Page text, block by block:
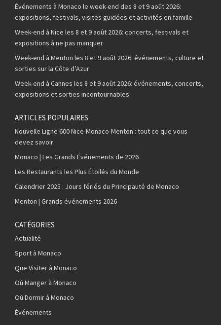
Événements à Monaco le week-end des 8 et 9 août 2026:
expositions, festivals, visites guidées et activités en famille
Week-end à Nice les 8 et 9 août 2026: concerts, festivals et
expositions à ne pas manquer
Week-end à Menton les 8 et 9 août 2026: événements, culture et
sorties sur la Côte d’Azur
Week-end à Cannes les 8 et 9 août 2026: événements, concerts,
expositions et sorties incontournables
ARTICLES POPULAIRES
Nouvelle Ligne 600 Nice-Monaco-Menton : tout ce que vous
devez savoir
Monaco | Les Grands Événements de 2026
Les Restaurants les Plus Étoilés du Monde
Calendrier 2025 : Jours fériés du Principauté de Monaco
Menton | Grands événements 2026
CATÉGORIES
Actualité
Sport à Monaco
Que Visiter à Monaco
Où Manger à Monaco
Où Dormir à Monaco
Événements